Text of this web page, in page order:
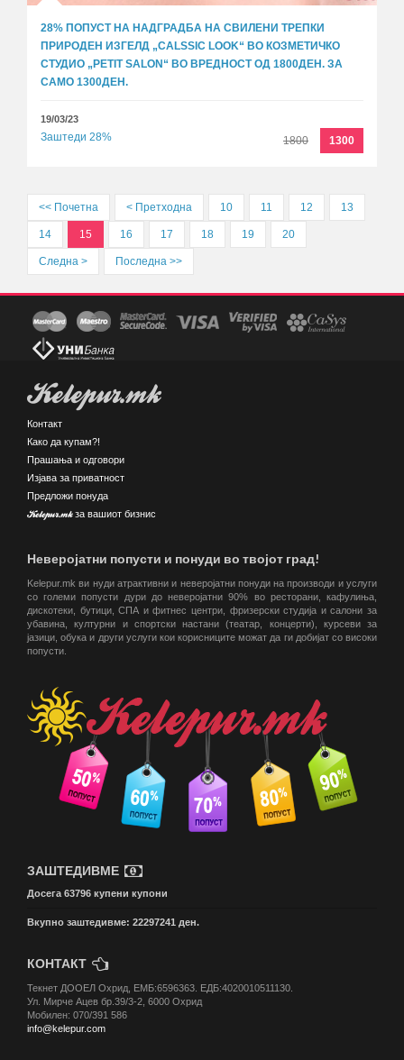
28% ПОПУСТ НА НАДГРАДБА НА СВИЛЕНИ ТРЕПКИ
ПРИРОДЕН ИЗГЕЛД „CALSSIC LOOK“ ВО КОЗМЕТИЧКО
СТУДИО „PETIT SALON“ ВО ВРЕДНОСТ ОД 1800ДЕН. ЗА
САМО 1300ДЕН.
19/03/23
Заштеди 28% 1800 1300
<< Почетна < Претходна 10 11 12 13
14 15 16 17 18 19 20
Следна > Последна >>
Kelepur.mk
Контакт
Како да купам?!
Прашања и одговори
Изјава за приватност
Предложи понуда
Kelepur.mk за вашиот бизнис
Неверојатни попусти и понуди во твојот град!
Kelepur.mk ви нуди атрактивни и неверојатни понуди на производи и услуги
со големи попусти дури до неверојатни 90% во ресторани, кафулиња,
дискотеки, бутици, СПА и фитнес центри, фризерски студија и салони за
убавина, културни и спортски настани (театар, концерти), курсеви за
јазици, обука и други услуги кои корисниците можат да ги добијат со високи
попусти.
ЗАШТЕДИВМЕ
Досега 63796 купени купони
Вкупно заштедивме: 22297241 ден.
КОНТАКТ
Текнет ДООЕЛ Охрид, ЕМБ:6596363. ЕДБ:4020010511130.
Ул. Мирче Ацев бр.39/3-2, 6000 Охрид
Мобилен: 070/391 586
info@kelepur.com